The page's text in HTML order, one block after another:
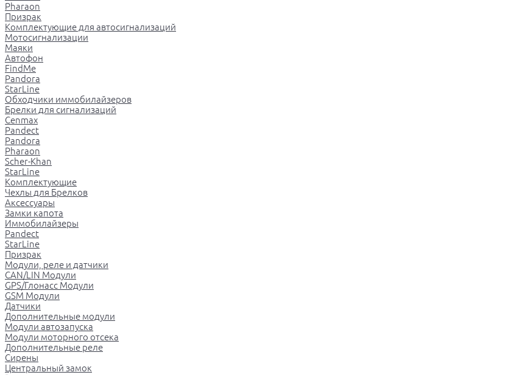
Pharaon
Призрак
Комплектующие для автосигнализаций
Мотосигнализации
Маяки
Автофон
FindMe
Pandora
StarLine
Обходчики иммобилайзеров
Брелки для сигнализаций
Cenmax
Pandect
Pandora
Pharaon
Scher-Khan
StarLine
Комплектующие
Чехлы для Брелков
Аксессуары
Замки капота
Иммобилайзеры
Pandect
StarLine
Призрак
Модули, реле и датчики
CAN/LIN Модули
GPS/Глонасс Модули
GSM Модули
Датчики
Дополнительные модули
Модули автозапуска
Модули моторного отсека
Дополнительные реле
Сирены
Центральный замок